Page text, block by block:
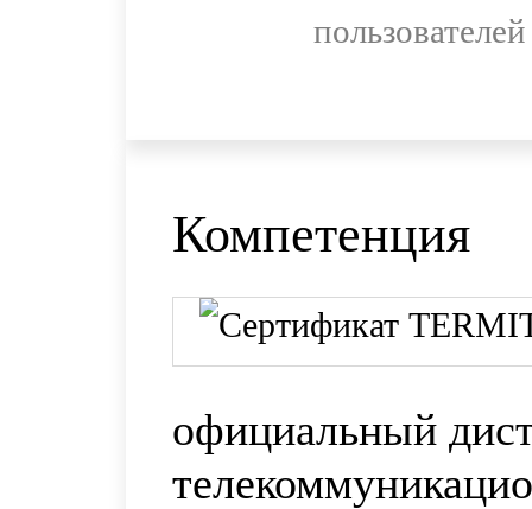
пользователей
Компетенция
официальный